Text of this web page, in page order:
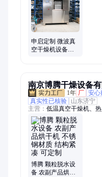
颗粒机、热风循环烘箱
申启定制 微波真
空干燥机设备玫
南京博腾干燥设备有
1年 厂 安心
真实性已核验
山东济宁
主营： 低温真空干燥机、
烘干机、脉冲真空干燥机
干燥机
博腾 颗粒脱水设
备 农副产品烘干